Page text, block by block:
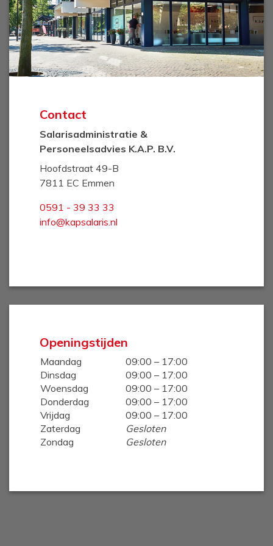
Contact
Salarisadministratie &
Personeelsadvies K.A.P. B.V.
Hoofdstraat 49-B
7811 EC Emmen
0591 - 39 33 33
info@kapsalaris.nl
Openingstijden
Maandag
09:00 – 17:00
Dinsdag
09:00 – 17:00
Woensdag
09:00 – 17:00
Donderdag
09:00 – 17:00
Vrijdag
09:00 – 17:00
Zaterdag
Gesloten
Zondag
Gesloten